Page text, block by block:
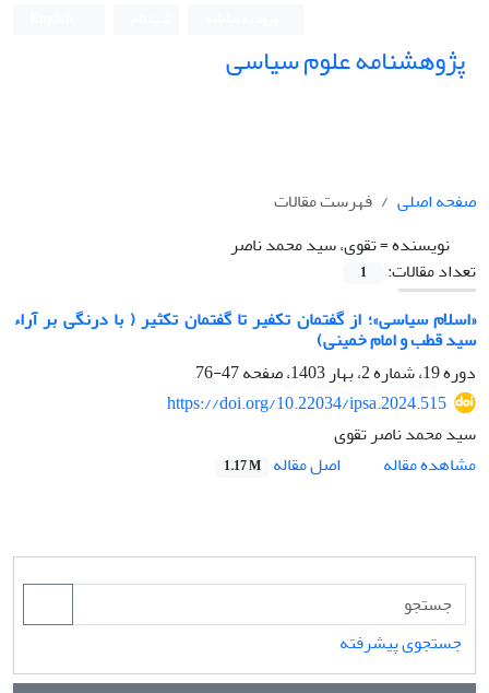
پژوهشنامه علوم سیاسی
صفحه اصلی
فهرست مقالات
نویسنده =تقوی، سید محمد ناصر
تعداد مقالات:
1
«اسلام سیاسی»؛ از گفتمان تکفیر تا گفتمان تکثیر ( با درنگی بر آراء
سید قطب و امام خمینی)
دوره 19، شماره 2، بهار 1403، صفحه
47-76
https://doi.org/10.22034/ipsa.2024.515
سید محمد ناصر تقوی
مشاهده مقاله
اصل مقاله 1.17 M
جستجوی پیشرفته